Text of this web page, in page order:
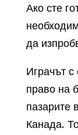
Ако сте
да
Играчът
право на
пазарите
Канада.